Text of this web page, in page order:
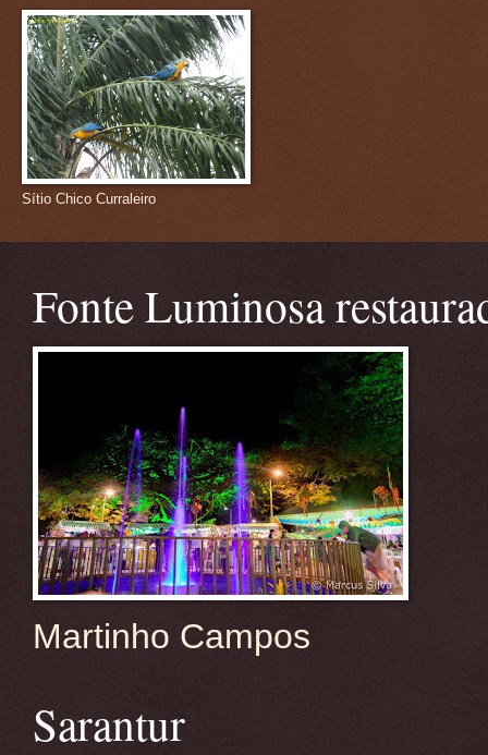
Sítio Chico Curraleiro
Fonte Luminosa
Martinho Campos
Sarantur